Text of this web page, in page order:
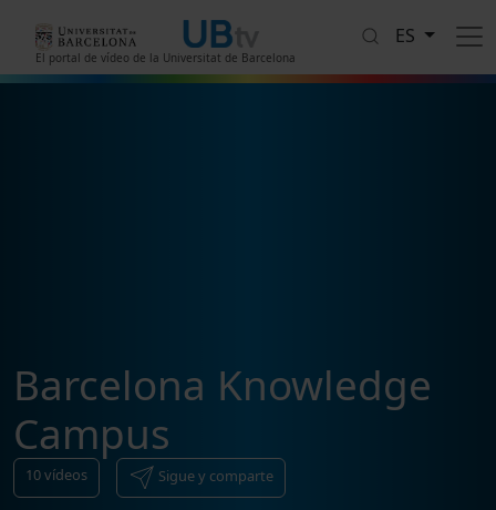
El portal de vídeo de la Universitat de Barcelona
ES
Barcelona Knowledge
Campus
10vídeos Sigue y comparte